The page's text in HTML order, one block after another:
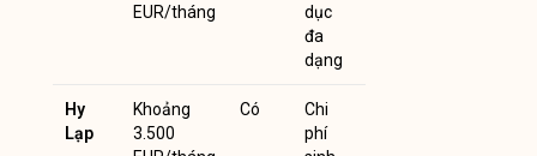
EUR/tháng
dục
đa
dạng
Hy
Lạp
Khoảng
3.500
Có
Chi
phí